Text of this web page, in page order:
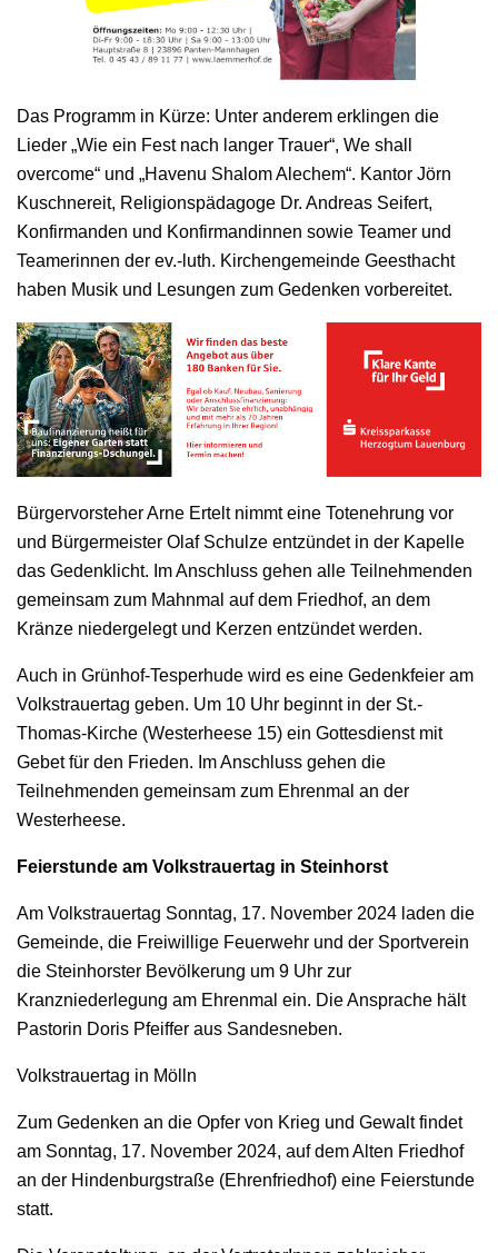
Das Programm in Kürze: Unter anderem erklingen die
Lieder „Wie ein Fest nach langer Trauer“, We shall
overcome“ und „Havenu Shalom Alechem“. Kantor Jörn
Kuschnereit, Religionspädagoge Dr. Andreas Seifert,
Konfirmanden und Konfirmandinnen sowie Teamer und
Teamerinnen der ev.-luth. Kirchengemeinde Geesthacht
haben Musik und Lesungen zum Gedenken vorbereitet.
Bürgervorsteher Arne Ertelt nimmt eine Totenehrung vor
und Bürgermeister Olaf Schulze entzündet in der Kapelle
das Gedenklicht. Im Anschluss gehen alle Teilnehmenden
gemeinsam zum Mahnmal auf dem Friedhof, an dem
Kränze niedergelegt und Kerzen entzündet werden.
Auch in Grünhof-Tesperhude wird es eine Gedenkfeier am
Volkstrauertag geben. Um 10 Uhr beginnt in der St.-
Thomas-Kirche (Westerheese 15) ein Gottesdienst mit
Gebet für den Frieden. Im Anschluss gehen die
Teilnehmenden gemeinsam zum Ehrenmal an der
Westerheese.
Feierstunde am Volkstrauertag in Steinhorst
Am Volkstrauertag Sonntag, 17. November 2024 laden die
Gemeinde, die Freiwillige Feuerwehr und der Sportverein
die Steinhorster Bevölkerung um 9 Uhr zur
Kranzniederlegung am Ehrenmal ein. Die Ansprache hält
Pastorin Doris Pfeiffer aus Sandesneben.
Volkstrauertag in Mölln
Zum Gedenken an die Opfer von Krieg und Gewalt findet
am Sonntag, 17. November 2024, auf dem Alten Friedhof
an der Hindenburgstraße (Ehrenfriedhof) eine Feierstunde
statt.